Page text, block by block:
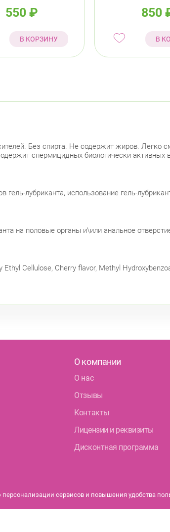
550 ₽
В КОРЗИНУ
850
В
Без спирта. Не содержит жиров.
спермицидных биологически активных
гель-лубриканта, использование гель-
на половые органы и\или анальное
Ethyl Cellulose, Cherry flavor, Methyl
О компании
О нас
Отзывы
Контакты
Лицензии и реквизиты
Дисконтная программа
сервисов и повышения удобства